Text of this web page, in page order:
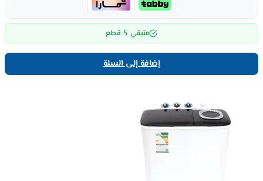
متبقي 5 قطع
إضافة إلى السلة